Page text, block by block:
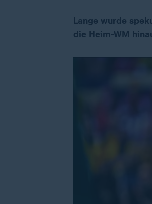
Lange wurde
die Heim-WM